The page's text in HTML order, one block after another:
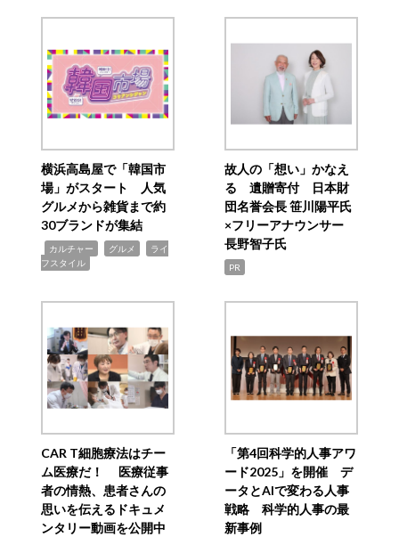
横浜高島屋で「韓国市
場」がスタート 人気
グルメから雑貨まで約
30ブランドが集結
カルチャー グルメ
ライ
フスタイル
故人の「想い」かなえ
る 遺贈寄付 日本財
団名誉会長 笹川陽平氏
×フリーアナウンサー
長野智子氏
PR
CAR T細胞療法はチー
ム医療だ！ 医療従事
者の情熱、患者さんの
思いを伝えるドキュメ
ンタリー動画を公開中
「第4回科学的人事アワ
ード2025」を開催 デ
ータとAIで変わる人事
戦略 科学的人事の最
新事例